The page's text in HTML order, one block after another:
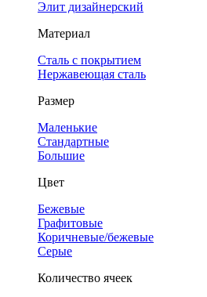
Элит дизайнерский
Материал
Сталь с покрытием
Нержавеющая сталь
Размер
Маленькие
Стандартные
Большие
Цвет
Бежевые
Графитовые
Коричневые/бежевые
Серые
Количество ячеек